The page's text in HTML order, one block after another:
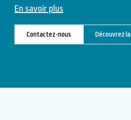
En savoir plus
Contactez-nous Découvrez